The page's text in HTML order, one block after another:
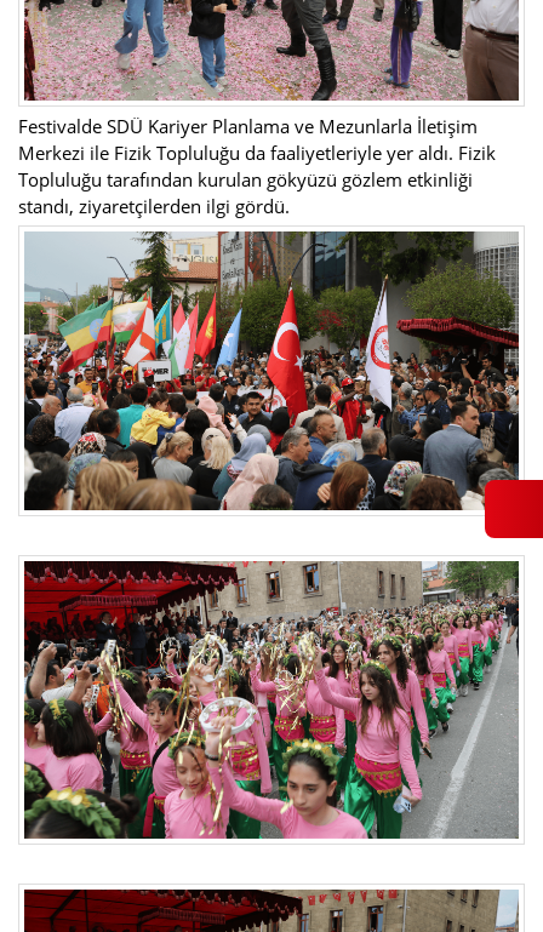
Festivalde SDÜ Kariyer Planlama ve Mezunlarla İletişim
Merkezi ile Fizik Topluluğu da faaliyetleriyle yer aldı. Fizik
Topluluğu tarafından kurulan gökyüzü gözlem etkinliği
standı, ziyaretçilerden ilgi gördü.